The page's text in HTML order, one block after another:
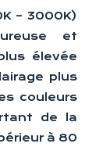
– 3000K)
et
élevée
plus
couleurs
de la
à 80